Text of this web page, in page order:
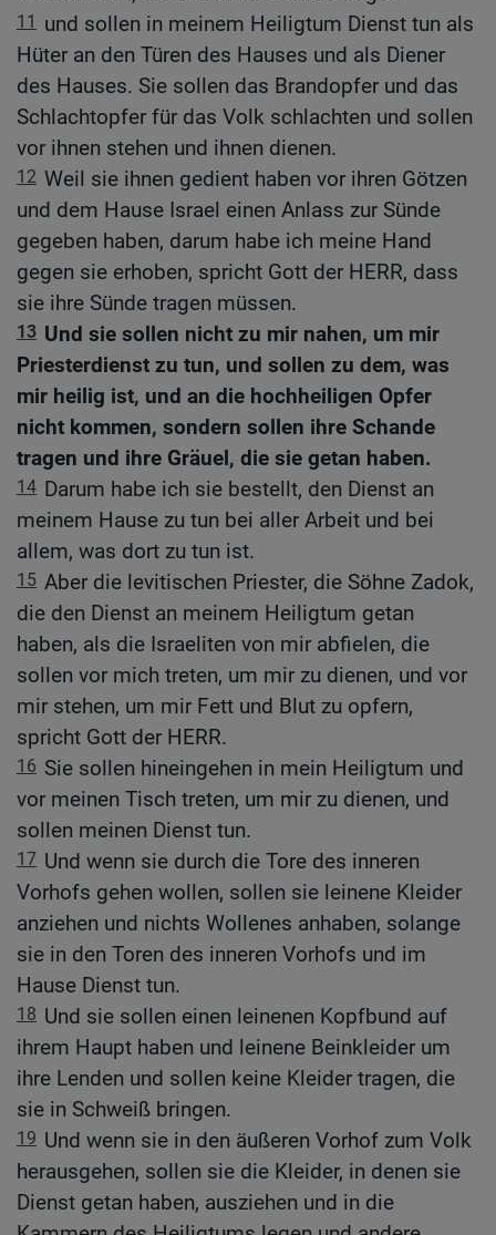
11
und sollen in meinem Heiligtum Dienst tun als
Hüter an den Türen des Hauses und als Diener
des Hauses. Sie sollen das Brandopfer und das
Schlachtopfer für das Volk schlachten und sollen
vor ihnen stehen und ihnen dienen.
12 Weil sie ihnen gedient haben vor ihren Götzen
und dem Hause Israel einen Anlass zur Sünde
gegeben haben, darum habe ich meine Hand
gegen sie erhoben, spricht Gott der HERR, dass
sie ihre Sünde tragen müssen.
13 Und sie sollen nicht zu mir nahen, um mir
Priesterdienst zu tun, und sollen zu dem, was
mir heilig ist, und an die hochheiligen Opfer
nicht kommen, sondern sollen ihre Schande
tragen und ihre Gräuel, die sie getan haben.
14 Darum habe ich sie bestellt, den Dienst an
meinem Hause zu tun bei aller Arbeit und bei
allem, was dort zu tun ist.
15 Aber die levitischen Priester, die Söhne Zadok,
die den Dienst an meinem Heiligtum getan
haben, als die Israeliten von mir abfielen, die
sollen vor mich treten, um mir zu dienen, und vor
mir stehen, um mir Fett und Blut zu opfern,
spricht Gott der HERR.
16 Sie sollen hineingehen in mein Heiligtum und
vor meinen Tisch treten, um mir zu dienen, und
sollen meinen Dienst tun.
17 Und wenn sie durch die Tore des inneren
Vorhofs gehen wollen, sollen sie leinene Kleider
anziehen und nichts Wollenes anhaben, solange
sie in den Toren des inneren Vorhofs und im
Hause Dienst tun.
18 Und sie sollen einen leinenen Kopfbund auf
ihrem Haupt haben und leinene Beinkleider um
ihre Lenden und sollen keine Kleider tragen, die
sie in Schweiß bringen.
19 Und wenn sie in den äußeren Vorhof zum Volk
herausgehen, sollen sie die Kleider, in denen sie
Dienst getan haben, ausziehen und in die